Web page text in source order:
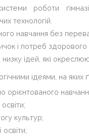
роботи
технологій.
навчання без
і потреб здорового
ідей, які
ідеями, на яких
орієнтованого
освіти;
культур;
освіти;